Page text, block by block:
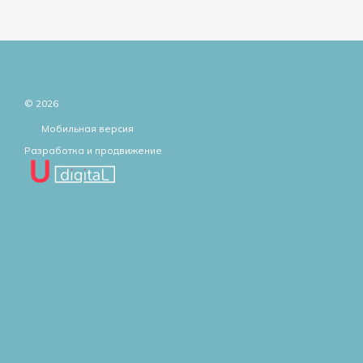
© 2026
Мобильная версия
Разработка и продвижение